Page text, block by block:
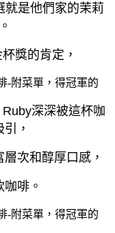
就是他們家的茉莉
獎的肯定，
深深被這杯咖
，
次和醇厚口感，
啡。